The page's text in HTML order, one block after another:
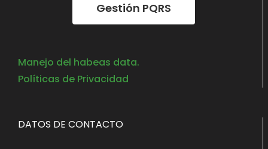
Gestión PQRS
Manejo del habeas data.
Políticas de Privacidad
DATOS DE CONTACTO